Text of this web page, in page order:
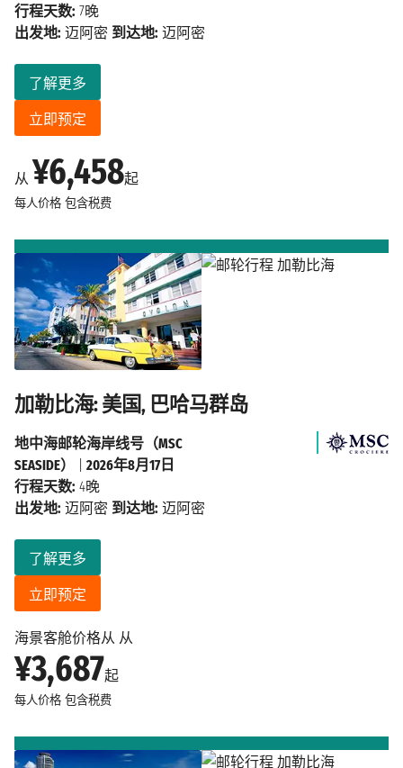
从 ¥6,458起
每人价格 包含税费
了解更多
立即预定
行程天数: 7晚
出发地: 迈阿密 到达地: 迈阿密
加勒比海: 美国, 巴哈马群岛
海景客舱价格从 从
¥3,687起
每人价格 包含税费
了解更多
立即预定
地中海邮轮海岸线号（MSC
SEASIDE）
2026年8月17日
行程天数: 4晚
出发地: 迈阿密 到达地: 迈阿密